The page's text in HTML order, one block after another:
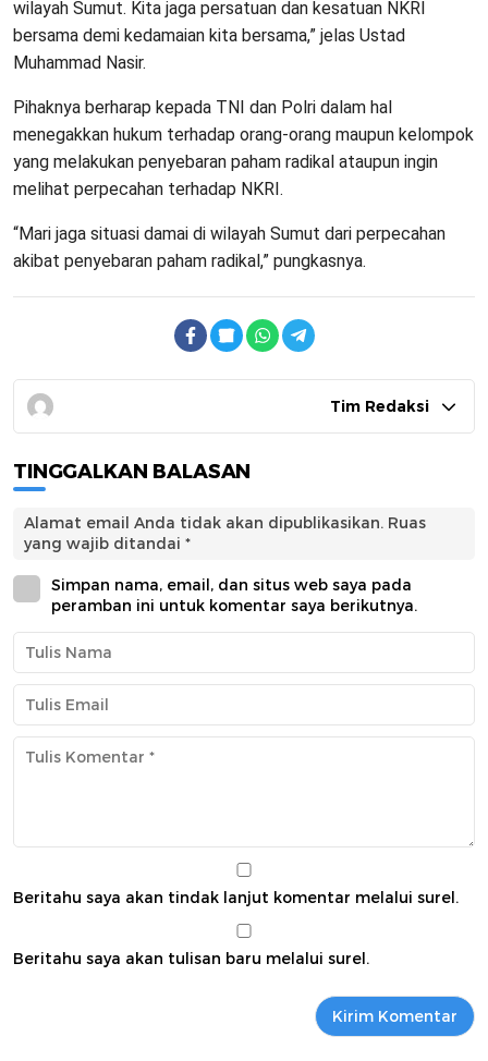
wilayah Sumut. Kita jaga persatuan dan kesatuan NKRI
bersama demi kedamaian kita bersama,” jelas Ustad
Muhammad Nasir.
Pihaknya berharap kepada TNI dan Polri dalam hal
menegakkan hukum terhadap orang-orang maupun kelompok
yang melakukan penyebaran paham radikal ataupun ingin
melihat perpecahan terhadap NKRI.
“Mari jaga situasi damai di wilayah Sumut dari perpecahan
akibat penyebaran paham radikal,” pungkasnya.
Tim Redaksi
TINGGALKAN BALASAN
Alamat email Anda tidak akan dipublikasikan. Ruas
yang wajib ditandai *
Simpan nama, email, dan situs web saya pada
peramban ini untuk komentar saya berikutnya.
Beritahu saya akan tindak lanjut komentar melalui surel.
Beritahu saya akan tulisan baru melalui surel.